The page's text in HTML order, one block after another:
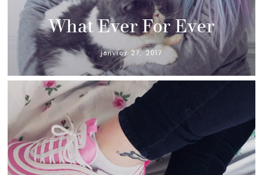
What Ever For Ever
janvier 27, 2017